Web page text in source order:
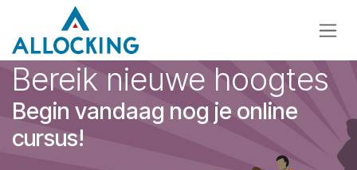
Overslaan naar inhoud
Bereik nieuwe hoogtes
Begin vandaag nog je online
cursus!